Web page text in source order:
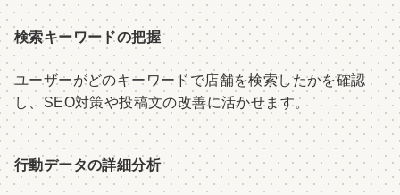
検索キーワードの把握
ユーザーがどのキーワードで店舗を検索したかを確認
し、SEO対策や投稿文の改善に活かせます。
行動データの詳細分析